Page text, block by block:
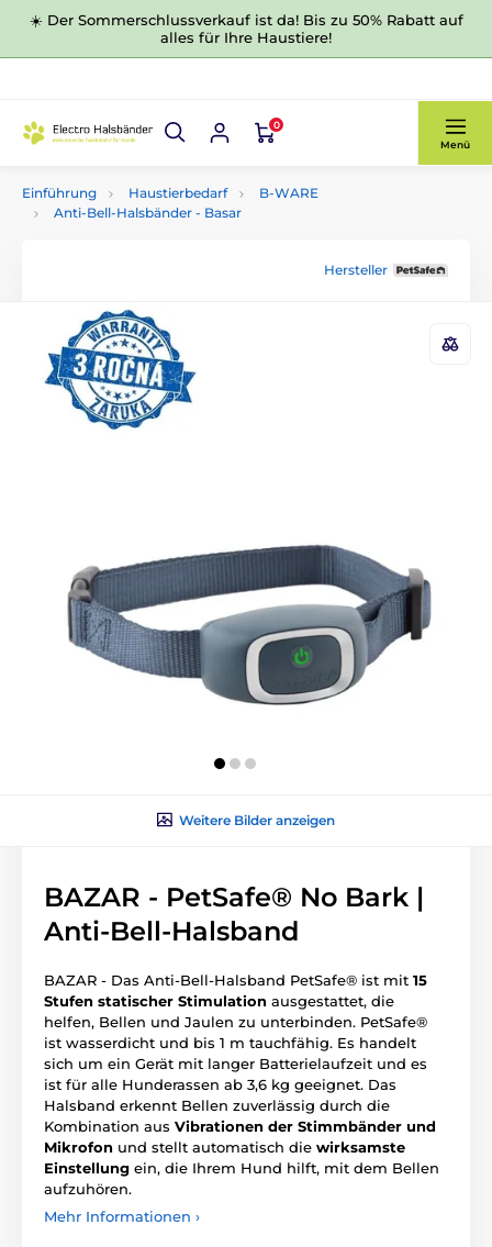
☀️ Der Sommerschlussverkauf ist da! Bis zu 50% Rabatt auf
alles für Ihre Haustiere!
0
Menü
Einführung Haustierbedarf
B-WARE
Anti-Bell-Halsbänder - Basar
Hersteller
Weitere Bilder anzeigen
BAZAR - PetSafe® No Bark |
Anti-Bell-Halsband
BAZAR - Das Anti-Bell-Halsband PetSafe® ist mit 15
Stufen statischer Stimulation ausgestattet, die
helfen, Bellen und Jaulen zu unterbinden. PetSafe®
ist wasserdicht und bis 1 m tauchfähig. Es handelt
sich um ein Gerät mit langer Batterielaufzeit und es
ist für alle Hunderassen ab 3,6 kg geeignet. Das
Halsband erkennt Bellen zuverlässig durch die
Kombination aus Vibrationen der Stimmbänder und
Mikrofon und stellt automatisch die wirksamste
Einstellung ein, die Ihrem Hund hilft, mit dem Bellen
aufzuhören.
Mehr Informationen ›